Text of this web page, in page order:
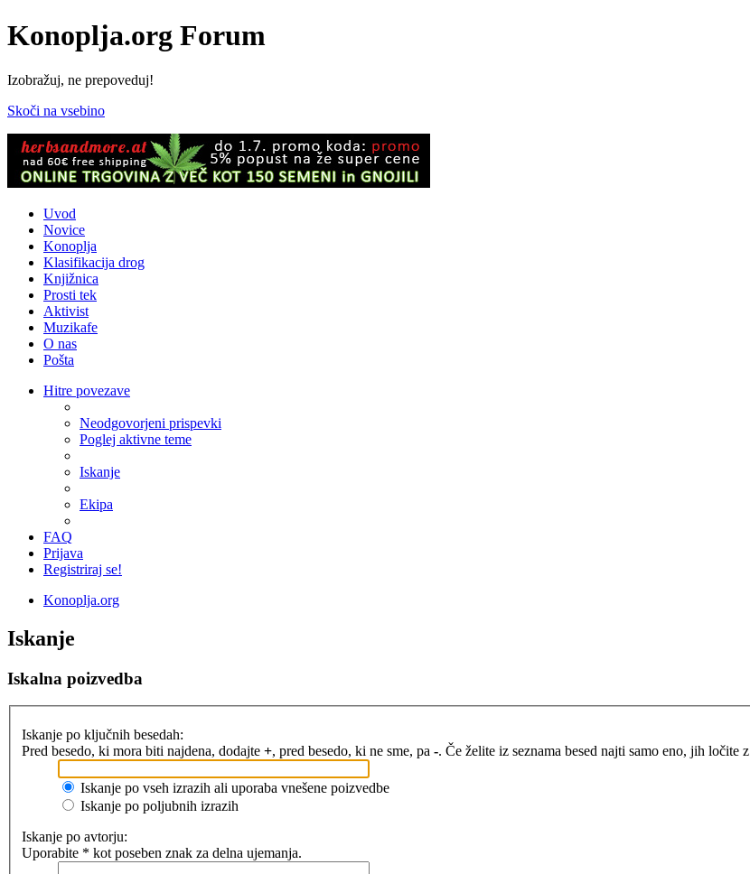
Konoplja.org Forum
Izobražuj, ne prepoveduj!
Skoči na vsebino
Uvod
Novice
Konoplja
Klasifikacija drog
Knjižnica
Prosti tek
Aktivist
Muzikafe
O nas
Pošta
Hitre povezave
Neodgovorjeni prispevki
Poglej aktivne teme
Iskanje
Ekipa
FAQ
Prijava
Registriraj se!
Konoplja.org
Iskanje
Iskalna poizvedba
Iskanje po ključnih besedah:
Pred besedo, ki mora biti najdena, dodajte +, pred besedo, ki ne sme, pa -. Če želite iz seznama besed najti samo eno, jih ločite z
Iskanje po vseh izrazih ali uporaba vnešene poizvedbe
Iskanje po poljubnih izrazih
Iskanje po avtorju:
Uporabite * kot poseben znak za delna ujemanja.